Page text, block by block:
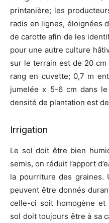
printanière; les
radis en lignes, éloignées
de carotte afin de les
pour une autre culture
sur le terrain est de 20
rang en cuvette; 0,7 m
jumelée x 5-6 cm dans
densité de plantation est
Irrigation
Le sol doit être bien
semis, on réduit l’apport
la pourriture des graines.
peuvent être donnés
celle-ci soit homogène et
sol doit toujours être à sa